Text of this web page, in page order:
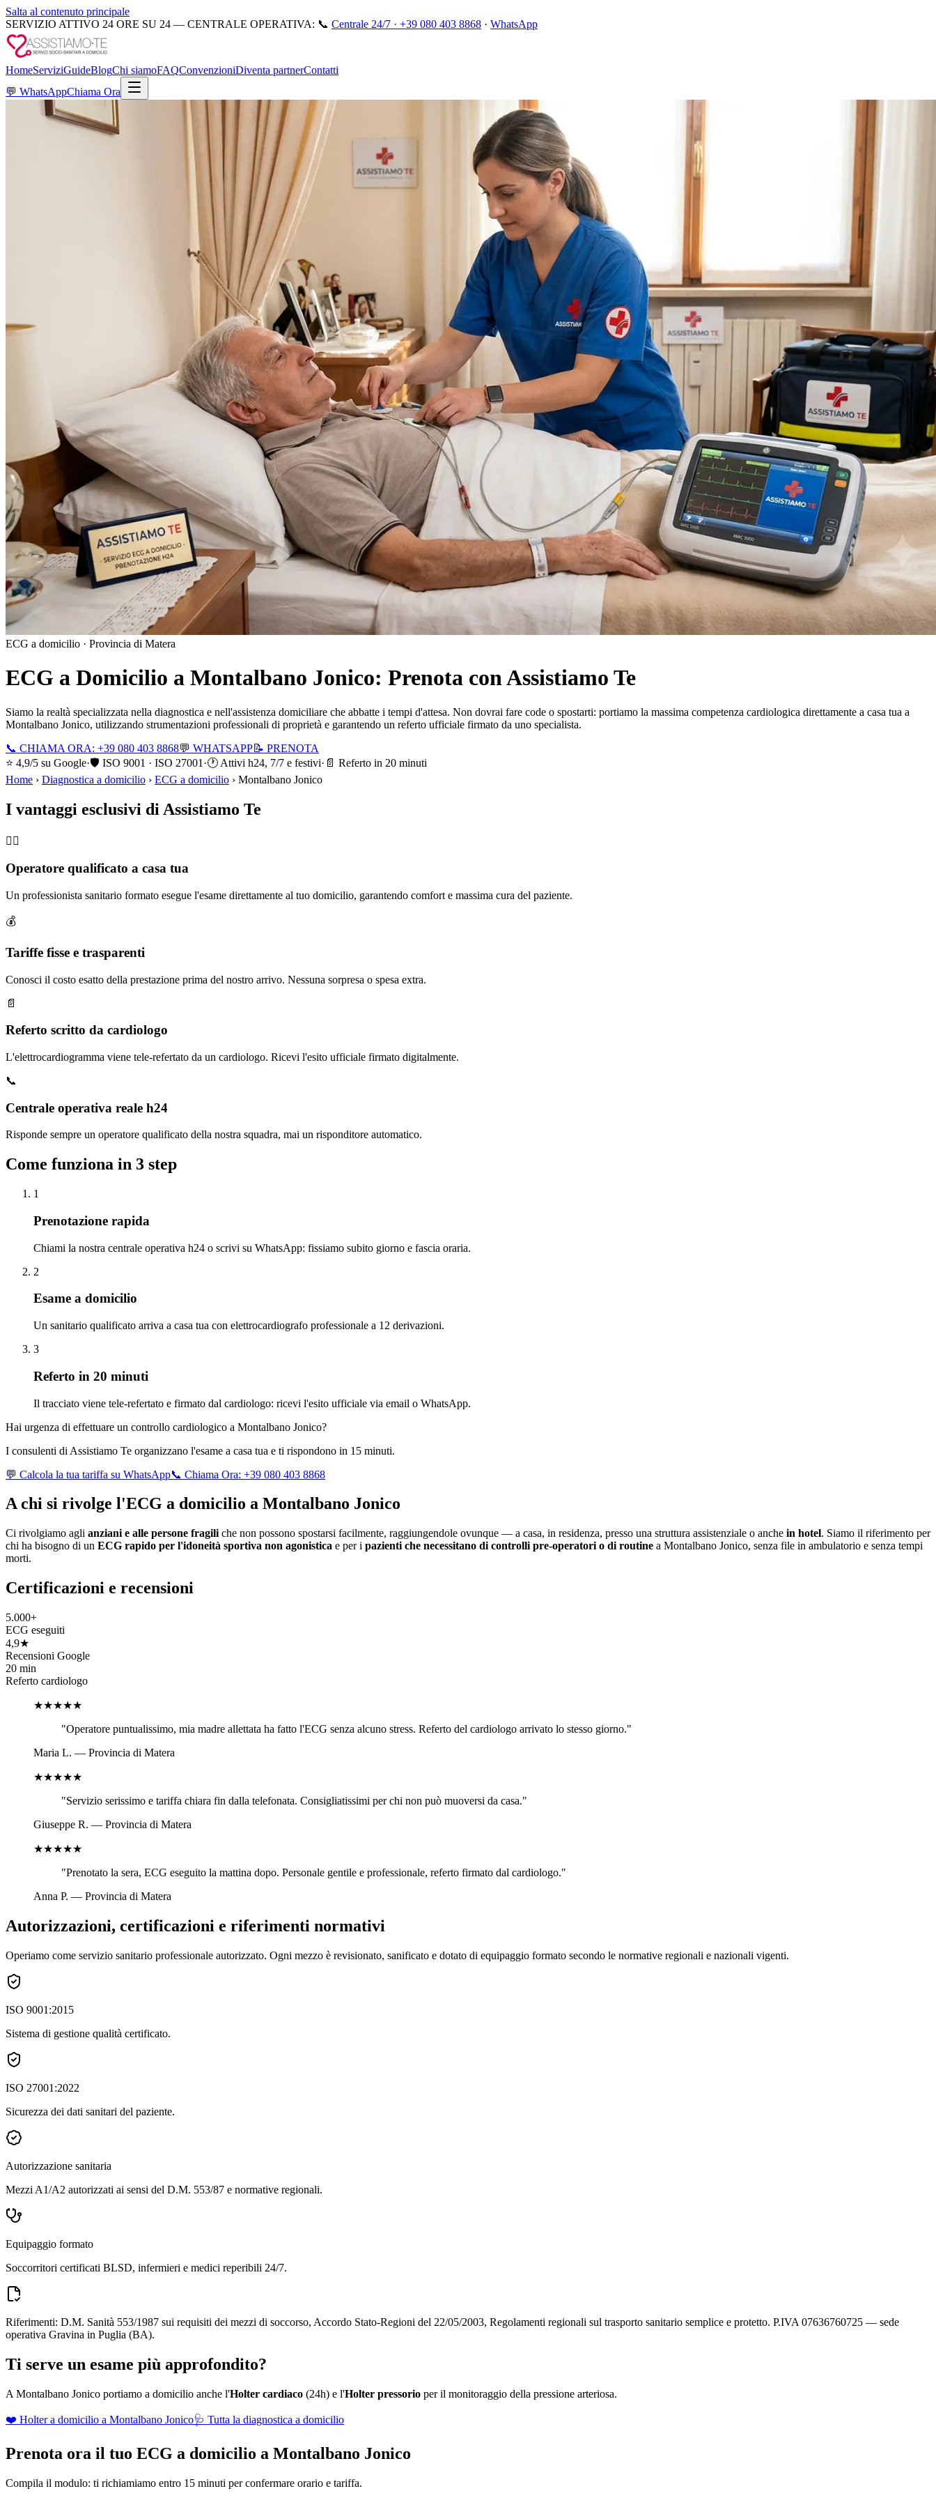
Salta al contenuto principale
SERVIZIO ATTIVO 24 ORE SU 24 — CENTRALE OPERATIVA: 📞 Centrale 24/7 · +39 080 403 8868 · WhatsApp
HomeServiziGuideBlogChi siamoFAQConvenzioniDiventa partnerContatti
💬 WhatsAppChiama Ora
ECG a domicilio · Provincia di Matera
ECG a Domicilio a Montalbano Jonico: Prenota con Assistiamo Te
Siamo la realtà specializzata nella diagnostica e nell'assistenza domiciliare che abbatte i tempi d'attesa. Non dovrai fare code o spostarti: portiamo la massima competenza cardiologica direttamente a casa tua a
Montalbano Jonico, utilizzando strumentazioni professionali di proprietà e garantendo un referto ufficiale firmato da uno specialista.
📞 CHIAMA ORA: +39 080 403 8868💬 WHATSAPP📝 PRENOTA
⭐ 4,9/5 su Google·🛡️ ISO 9001 · ISO 27001 ·🕐 Attivi h24, 7/7 e festivi· 📄 Referto in 20 minuti
Home › Diagnostica a domicilio › ECG a domicilio › Montalbano Jonico
I vantaggi esclusivi di Assistiamo Te
🧑‍⚕️
Operatore qualificato a casa tua
Un professionista sanitario formato esegue l'esame direttamente al tuo domicilio, garantendo comfort e massima cura del paziente.
💰
Tariffe fisse e trasparenti
Conosci il costo esatto della prestazione prima del nostro arrivo. Nessuna sorpresa o spesa extra.
📄
Referto scritto da cardiologo
L'elettrocardiogramma viene tele-refertato da un cardiologo. Ricevi l'esito ufficiale firmato digitalmente.
📞
Centrale operativa reale h24
Risponde sempre un operatore qualificato della nostra squadra, mai un risponditore automatico.
Come funziona in 3 step
1
Prenotazione rapida
Chiami la nostra centrale operativa h24 o scrivi su WhatsApp: fissiamo subito giorno e fascia oraria.
2
Esame a domicilio
Un sanitario qualificato arriva a casa tua con elettrocardiografo professionale a 12 derivazioni.
3
Referto in 20 minuti
Il tracciato viene tele-refertato e firmato dal cardiologo: ricevi l'esito ufficiale via email o WhatsApp.
Hai urgenza di effettuare un controllo cardiologico a Montalbano Jonico?
I consulenti di Assistiamo Te organizzano l'esame a casa tua e ti rispondono in 15 minuti.
💬 Calcola la tua tariffa su WhatsApp📞 Chiama Ora: +39 080 403 8868
A chi si rivolge l'ECG a domicilio a Montalbano Jonico
Ci rivolgiamo agli anziani e alle persone fragili che non possono spostarsi facilmente, raggiungendole ovunque — a casa, in residenza, presso una struttura assistenziale o anche in hotel. Siamo il riferimento per
chi ha bisogno di un ECG rapido per l'idoneità sportiva non agonistica e per i pazienti che necessitano di controlli pre-operatori o di routine a Montalbano Jonico, senza file in ambulatorio e senza tempi
morti.
Certificazioni e recensioni
5.000+
ECG eseguiti
4,9★
Recensioni Google
20 min
Referto cardiologo
★★★★★
"Operatore puntualissimo, mia madre allettata ha fatto l'ECG senza alcuno stress. Referto del cardiologo arrivato lo stesso giorno."
Maria L. — Provincia di Matera
★★★★★
"Servizio serissimo e tariffa chiara fin dalla telefonata. Consigliatissimi per chi non può muoversi da casa."
Giuseppe R. — Provincia di Matera
★★★★★
"Prenotato la sera, ECG eseguito la mattina dopo. Personale gentile e professionale, referto firmato dal cardiologo."
Anna P. — Provincia di Matera
Autorizzazioni, certificazioni e riferimenti normativi
Operiamo come servizio sanitario professionale autorizzato. Ogni mezzo è revisionato, sanificato e dotato di equipaggio formato secondo le normative regionali e nazionali vigenti.
ISO 9001:2015
Sistema di gestione qualità certificato.
ISO 27001:2022
Sicurezza dei dati sanitari del paziente.
Autorizzazione sanitaria
Mezzi A1/A2 autorizzati ai sensi del D.M. 553/87 e normative regionali.
Equipaggio formato
Soccorritori certificati BLSD, infermieri e medici reperibili 24/7.
Riferimenti: D.M. Sanità 553/1987 sui requisiti dei mezzi di soccorso, Accordo Stato-Regioni del 22/05/2003, Regolamenti regionali sul trasporto sanitario semplice e protetto. P.IVA 07636760725 — sede
operativa Gravina in Puglia (BA).
Ti serve un esame più approfondito?
A Montalbano Jonico portiamo a domicilio anche l'Holter cardiaco (24h) e l'Holter pressorio per il monitoraggio della pressione arteriosa.
❤️ Holter a domicilio a Montalbano Jonico🩺 Tutta la diagnostica a domicilio
Prenota ora il tuo ECG a domicilio a Montalbano Jonico
Compila il modulo: ti richiamiamo entro 15 minuti per confermare orario e tariffa.